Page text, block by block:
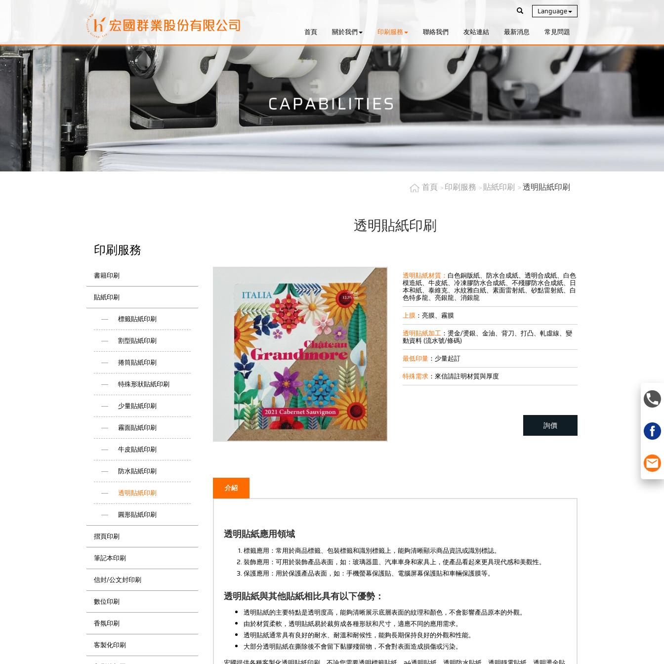
Language
首頁
關於我們 印刷服務 聯絡我們 友站連結 最新消息 常見問題
印刷服務
書籍印刷
貼紙印刷
標籤貼紙印刷
割型貼紙印刷
捲筒貼紙印刷
特殊形狀貼紙印刷
少量貼紙印刷
霧面貼紙印刷
牛皮貼紙印刷
防水貼紙印刷
透明貼紙印刷
圓形貼紙印刷
摺頁印刷
筆記本印刷
信封/公文封印刷
數位印刷
香氛印刷
客製化印刷
首頁 印刷服務 貼紙印刷 透明貼紙印刷
透明貼紙印刷
透明貼紙材質： 白色銅版紙、防水合成紙、透明合成紙、白色
模造紙、牛皮紙、冷凍膠防水合成紙、不殘膠防水合成紙、日
本和紙、泰維克、水紋雅白紙、素面雷射紙、砂點雷射紙、白
色特多龍、亮銀龍、消銀龍
上膜 ：亮膜、霧膜
透明貼紙加工 ：燙金/燙銀、金油、背刀、打凸、軋虛線、變
動資料 (流水號/條碼)
最低印量 ：少量起訂
特殊需求 ：來信請註明材質與厚度
詢價
介紹
透明貼紙應用領域
標籤應用：常用於商品標籤、包裝標籤和識別標籤上，能夠清晰顯示商品資訊或識別標誌。
裝飾應用：可用於裝飾產品表面，如：玻璃器皿、汽車車身和家具上，使產品看起來更具現代感和美觀性。
保護應用：用於保護產品表面，如：手機螢幕保護貼、電腦屏幕保護貼和車輛保護膜等。
透明貼紙與其他貼紙相比具有以下優勢：
透明貼紙的主要特點是透明度高，能夠清晰展示底層表面的紋理和顏色，不會影響產品原本的外觀。
由於材質柔軟，透明貼紙易於裁剪成各種形狀和尺寸，適應不同的應用需求。
透明貼紙通常具有良好的耐水、耐溫和耐候性，能夠長期保持良好的外觀和性能。
大部分透明貼紙在撕除後不會留下黏膠殘留物，不會對表面造成損傷或污染。